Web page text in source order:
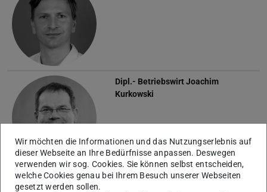
Dipl.- BetriebswirtJoachim
Kurkowski
Ehemalige Professor:in
Wir möchten die Informationen und das Nutzungserlebnis auf
dieser Webseite an Ihre Bedürfnisse anpassen. Deswegen
verwenden wir sog. Cookies. Sie können selbst entscheiden,
welche Cookies genau bei Ihrem Besuch unserer Webseiten
gesetzt werden sollen.